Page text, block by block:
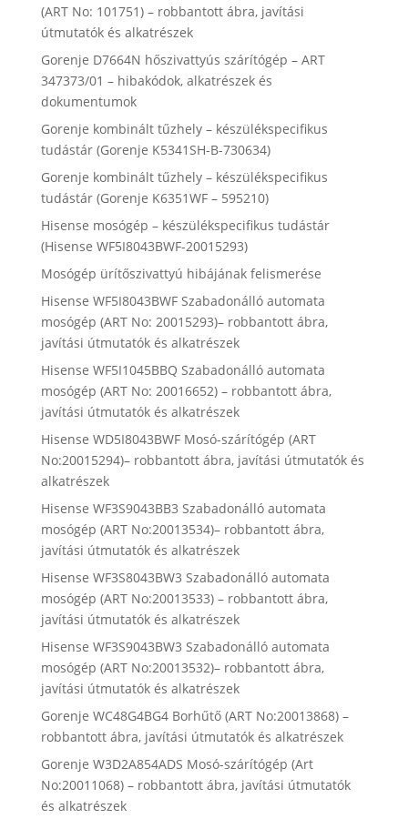
(ART No: 101751) – robbantott ábra, javítási
útmutatók és alkatrészek
Gorenje D7664N hőszivattyús szárítógép – ART
347373/01 – hibakódok, alkatrészek és
dokumentumok
Gorenje kombinált tűzhely – készülékspecifikus
tudástár (Gorenje K5341SH-B-730634)
Gorenje kombinált tűzhely – készülékspecifikus
tudástár (Gorenje K6351WF – 595210)
Hisense mosógép – készülékspecifikus tudástár
(Hisense WF5I8043BWF-20015293)
Mosógép ürítőszivattyú hibájának felismerése
Hisense WF5I8043BWF Szabadonálló automata
mosógép (ART No: 20015293)– robbantott ábra,
javítási útmutatók és alkatrészek
Hisense WF5I1045BBQ Szabadonálló automata
mosógép (ART No: 20016652) – robbantott ábra,
javítási útmutatók és alkatrészek
Hisense WD5I8043BWF Mosó-szárítógép (ART
No:20015294)– robbantott ábra, javítási útmutatók és
alkatrészek
Hisense WF3S9043BB3 Szabadonálló automata
mosógép (ART No:20013534)– robbantott ábra,
javítási útmutatók és alkatrészek
Hisense WF3S8043BW3 Szabadonálló automata
mosógép (ART No:20013533) – robbantott ábra,
javítási útmutatók és alkatrészek
Hisense WF3S9043BW3 Szabadonálló automata
mosógép (ART No:20013532)– robbantott ábra,
javítási útmutatók és alkatrészek
Gorenje WC48G4BG4 Borhűtő (ART No:20013868) –
robbantott ábra, javítási útmutatók és alkatrészek
Gorenje W3D2A854ADS Mosó-szárítógép (Art
No:20011068) – robbantott ábra, javítási útmutatók
és alkatrészek